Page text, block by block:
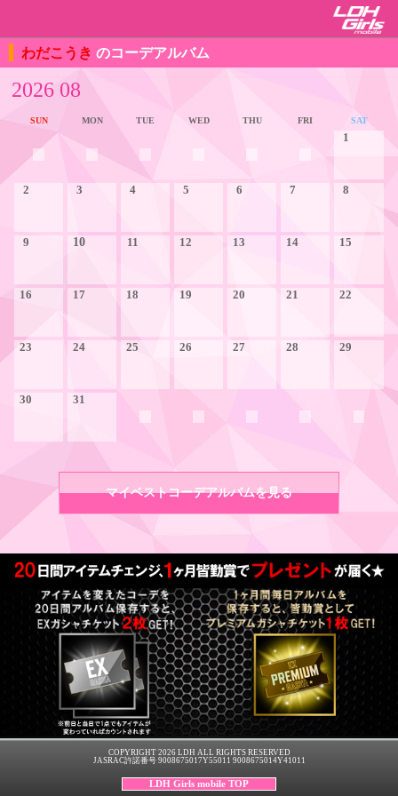
わだこうき のコーデアルバム
2026 08
SUN MON TUE WED THU FRI SAT
1
2 3 4 5 6 7 8
9 10 11 12 13 14 15
16 17 18 19 20 21 22
23 24 25 26 27 28 29
30 31
マイベストコーデアルバムを見る
COPYRIGHT 2026 LDH ALL RIGHTS RESERVED
JASRAC許諾番号 9008675017Y55011 9008675014Y41011
LDH Girls mobile TOP